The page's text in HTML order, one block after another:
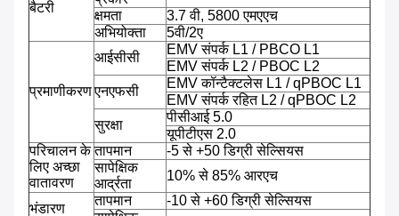
बैटरी
क्षमता
3.7 वी, 5800 एमएएच
अभियोक्ता
5वी/2ए
प्रमाणीकरण
आईसीसी
EMV संपर्क L1 / PBCO L1
EMV संपर्क L2 / PBOC L2
एनएफसी
EMV कॉन्टैक्टलेस L1 / qPBOC L1
EMV संपर्क रहित L2 / qPBOC L2
सुरक्षा
पीसीआई 5.0
यूपीटीएस 2.0
परिचालन के
लिए अच्छा
वातावरण
तापमान
-5 से +50 डिग्री सेल्सियस
सापेक्षिक
आर्द्रता
10% से 85% आरएच
भंडारण
तापमान
-10 से +60 डिग्री सेल्सियस